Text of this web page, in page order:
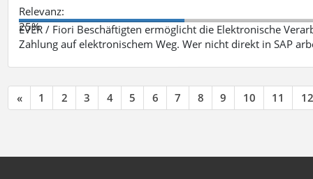
Relevanz:
25%
EVER / Fiori Beschäftigten ermöglicht die Elektronische
Zahlung auf elektronischem Weg. Wer nicht direkt in SAP
« 1 2 3 4 5 6 7 8 9 10 11 12